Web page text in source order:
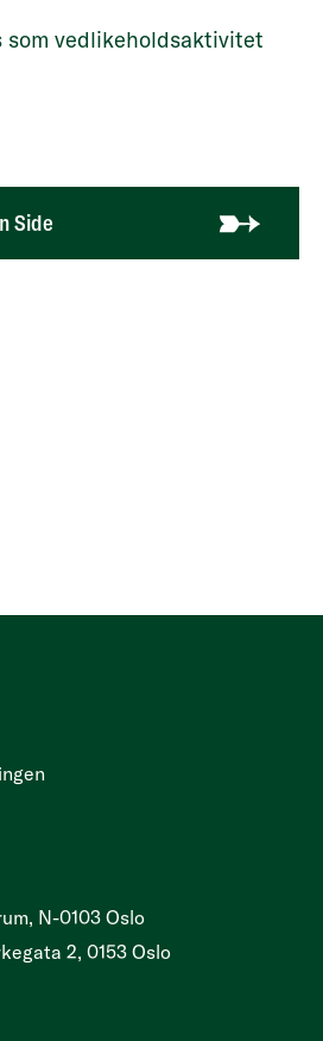
som vedlikeholdsaktivitet
for påmelding til Psykologen i
Side
N-0103 Oslo
2, 0153 Oslo